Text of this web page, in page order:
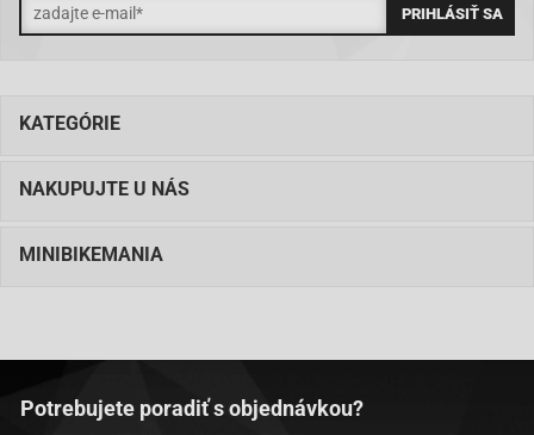
KATEGÓRIE
NAKUPUJTE U NÁS
MINIBIKEMANIA
Potrebujete poradiť s objednávkou?